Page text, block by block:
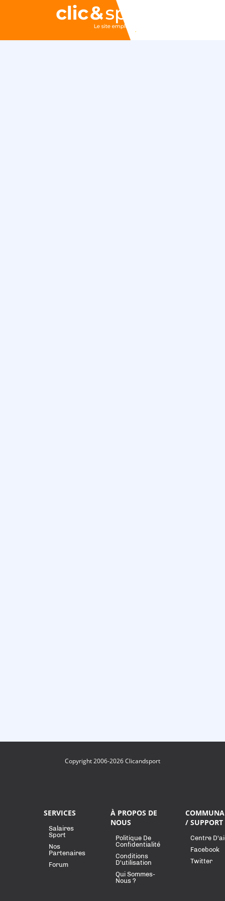
Copyright 2006-2026 Clicandsport
SERVICES
Salaires
Sport
Nos
Partenaires
Forum
À PROPOS DE
NOUS
Politique De
Confidentialité
Conditions
D'utilisation
Qui Sommes-
Nous ?
/ SUPPORT
Centre
Facebook
Twitter